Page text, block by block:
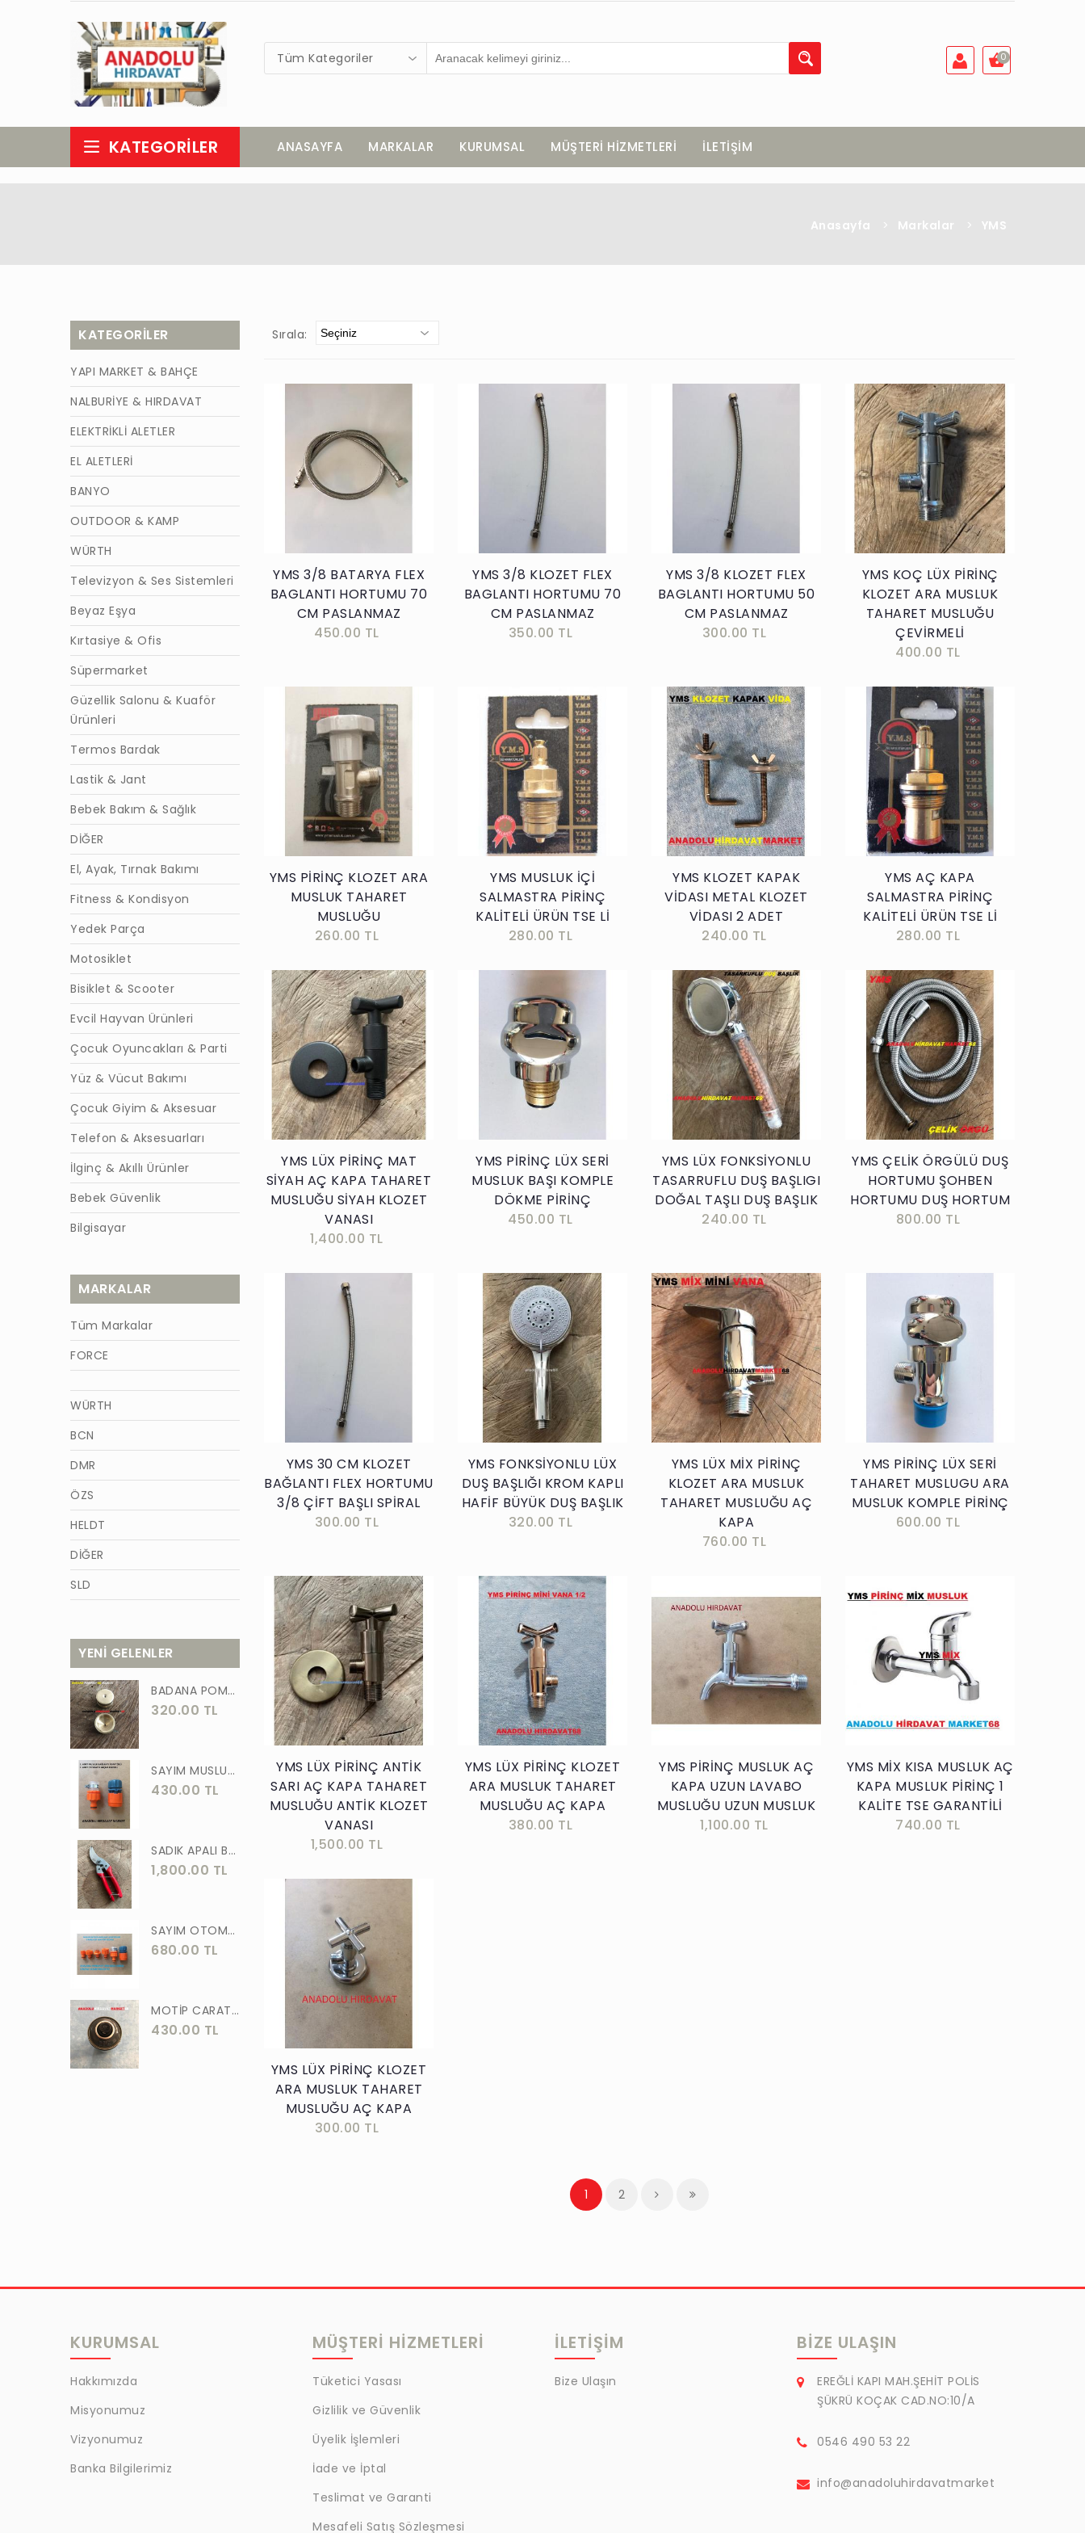
Tüm Kategoriler 0
KATEGORILER ANASAYFA MARKALAR KURUMSAL MÜŞTERİ HİZMETLERİ İLETİŞİM
Anasayfa > Markalar > YMS
KATEGORILER
YAPI MARKET & BAHÇE
NALBURİYE & HIRDAVAT
ELEKTRİKLİ ALETLER
EL ALETLERİ
BANYO
OUTDOOR & KAMP
WÜRTH
Televizyon & Ses Sistemleri
Beyaz Eşya
Kırtasiye & Ofis
Süpermarket
Güzellik Salonu & Kuaför
Ürünleri
Termos Bardak
Lastik & Jant
Bebek Bakım & Sağlık
DİĞER
El, Ayak, Tırnak Bakımı
Fitness & Kondisyon
Yedek Parça
Motosiklet
Bisiklet & Scooter
Evcil Hayvan Ürünleri
Çocuk Oyuncakları & Parti
Yüz & Vücut Bakımı
Çocuk Giyim & Aksesuar
Telefon & Aksesuarları
İlginç & Akıllı Ürünler
Bebek Güvenlik
Bilgisayar
MARKALAR
Tüm Markalar
FORCE
WÜRTH
BCN
DMR
ÖZS
HELDT
DİĞER
SLD
TİĞON
WACKER
GÜNER
ÖRS
FORGED
ASLAN
MEŞEM
AKGÜN
MOTİP
STR
ERKUL
ÖZTUTAR
DEKOR
TUDOR
WRT
KALE
EVOBOND 502
YENİ GELENLER
BADANA POMPA UCU PİRİNÇ BADANA POMPASI YAYLI BAŞLIK UÇ 1 ADET
320.00 TL
SAYIM MUSLUK BAĞLANTI ADAPTÖRÜ VE OTOMATİK 2 Lİ SET ADAPTÖR
430.00 TL
SADIK APALI BAĞ BUDAMA MAKASI BİTKİ BUDAMA MAKASI EL YAPIMI
1,800.00 TL
SAYIM OTOMATİK MUSLUK VE BATARYA BAGLANTI ADAPTÖRÜ 6 PARÇA SET
680.00 TL
MOTİP CARAT 400 ML SPREY BOYA SİYAH GRİ ANTRASİT KOYU RENK 7016
430.00 TL
Sırala:
Sepete Ekle
YMS 3/8 BATARYA FLEX
BAGLANTI HORTUMU 70
CM PASLANMAZ
450.00 TL
Sepete Ekle
YMS 3/8 KLOZET FLEX
BAGLANTI HORTUMU 70
CM PASLANMAZ
350.00 TL
Sepete Ekle
YMS 3/8 KLOZET FLEX
BAGLANTI HORTUMU 50
CM PASLANMAZ
300.00 TL
Sepete Ekle
YMS KOÇ LÜX PİRİNÇ
KLOZET ARA MUSLUK
TAHARET MUSLUĞU
ÇEVİRMELİ
400.00 TL
Sepete Ekle
YMS PİRİNÇ KLOZET ARA
MUSLUK TAHARET
MUSLUĞU
260.00 TL
Sepete Ekle
YMS MUSLUK İÇİ
SALMASTRA PİRİNÇ
KALİTELİ ÜRÜN TSE Lİ
280.00 TL
Sepete Ekle
YMS KLOZET KAPAK
VİDASI METAL KLOZET
VİDASI 2 ADET
240.00 TL
Sepete Ekle
YMS AÇ KAPA
SALMASTRA PİRİNÇ
KALİTELİ ÜRÜN TSE Lİ
280.00 TL
Sepete Ekle
YMS LÜX PİRİNÇ MAT
SİYAH AÇ KAPA TAHARET
MUSLUĞU SİYAH KLOZET
VANASI
1,400.00 TL
Sepete Ekle
YMS PİRİNÇ LÜX SERİ
MUSLUK BAŞI KOMPLE
DÖKME PİRİNÇ
450.00 TL
Sepete Ekle
YMS LÜX FONKSİYONLU
TASARRUFLU DUŞ BAŞLIGI
DOĞAL TAŞLI DUŞ BAŞLIK
240.00 TL
Sepete Ekle
YMS ÇELİK ÖRGÜLÜ DUŞ
HORTUMU ŞOHBEN
HORTUMU DUŞ HORTUM
800.00 TL
Sepete Ekle
YMS 30 CM KLOZET
BAĞLANTI FLEX HORTUMU
3/8 ÇİFT BAŞLI SPİRAL
300.00 TL
Sepete Ekle
YMS FONKSİYONLU LÜX
DUŞ BAŞLIĞI KROM KAPLI
HAFİF BÜYÜK DUŞ BAŞLIK
320.00 TL
Sepete Ekle
YMS LÜX MİX PİRİNÇ
KLOZET ARA MUSLUK
TAHARET MUSLUĞU AÇ
KAPA
760.00 TL
Sepete Ekle
YMS PİRİNÇ LÜX SERİ
TAHARET MUSLUGU ARA
MUSLUK KOMPLE PİRİNÇ
600.00 TL
Sepete Ekle
YMS LÜX PİRİNÇ ANTİK
SARI AÇ KAPA TAHARET
MUSLUĞU ANTİK KLOZET
VANASI
1,500.00 TL
Sepete Ekle
YMS LÜX PİRİNÇ KLOZET
ARA MUSLUK TAHARET
MUSLUĞU AÇ KAPA
380.00 TL
Sepete Ekle
YMS PİRİNÇ MUSLUK AÇ
KAPA UZUN LAVABO
MUSLUĞU UZUN MUSLUK
1,100.00 TL
Sepete Ekle
YMS MİX KISA MUSLUK AÇ
KAPA MUSLUK PİRİNÇ 1
KALİTE TSE GARANTİLİ
740.00 TL
Sepete Ekle
YMS LÜX PİRİNÇ KLOZET
ARA MUSLUK TAHARET
MUSLUĞU AÇ KAPA
300.00 TL
1 2
KURUMSAL
Hakkımızda
Misyonumuz
Vizyonumuz
Banka Bilgilerimiz
MÜŞTERİ HİZMETLERİ
Tüketici Yasası
Gizlilik ve Güvenlik
Üyelik İşlemleri
İade ve İptal
Teslimat ve Garanti
Mesafeli Satış Sözleşmesi
İLETİŞİM
Bize Ulaşın
BIZE ULAŞIN
EREĞLİ KAPI MAH.ŞEHİT POLİS
ŞÜKRÜ KOÇAK CAD.NO:10/A
0546 490 53 22
info@anadoluhirdavatmarket